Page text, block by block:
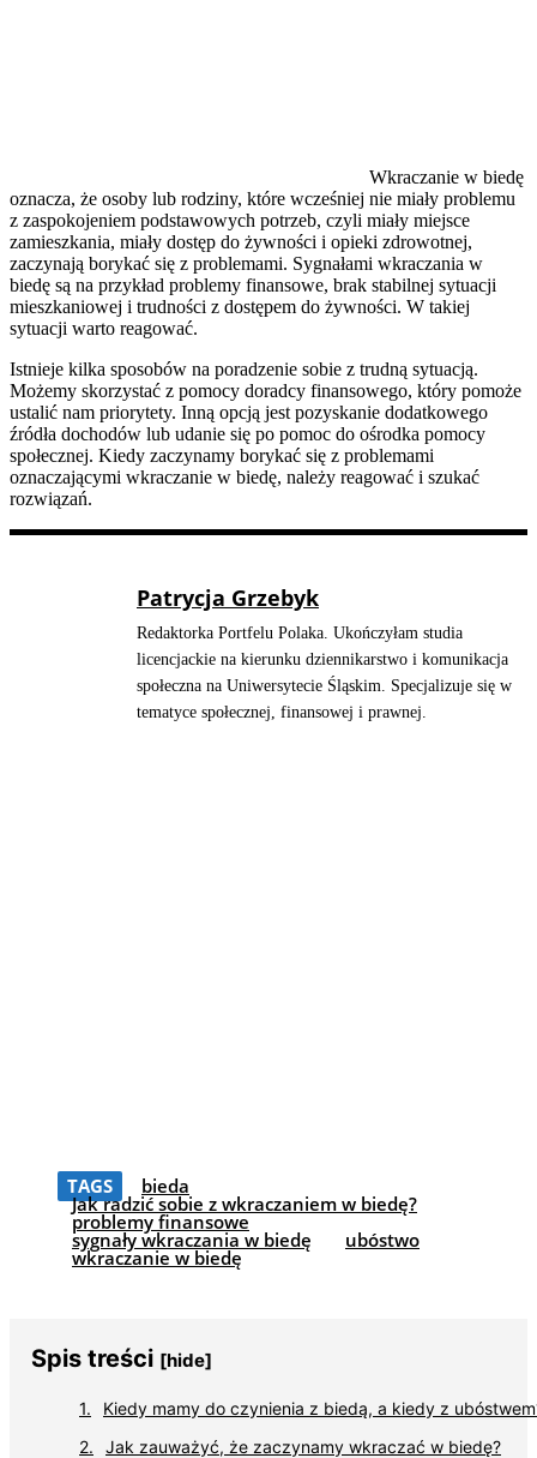
Wkraczanie w biedę
oznacza, że osoby lub rodziny, które wcześniej nie miały problemu
z zaspokojeniem podstawowych potrzeb, czyli miały miejsce
zamieszkania, miały dostęp do żywności i opieki zdrowotnej,
zaczynają borykać się z problemami. Sygnałami wkraczania w
biedę są na przykład problemy finansowe, brak stabilnej sytuacji
mieszkaniowej i trudności z dostępem do żywności. W takiej
sytuacji warto reagować.
Istnieje kilka sposobów na poradzenie sobie z trudną sytuacją.
Możemy skorzystać z pomocy doradcy finansowego, który pomoże
ustalić nam priorytety. Inną opcją jest pozyskanie dodatkowego
źródła dochodów lub udanie się po pomoc do ośrodka pomocy
społecznej. Kiedy zaczynamy borykać się z problemami
oznaczającymi wkraczanie w biedę, należy reagować i szukać
rozwiązań.
Patrycja Grzebyk
Redaktorka Portfelu Polaka. Ukończyłam studia
licencjackie na kierunku dziennikarstwo i komunikacja
społeczna na Uniwersytecie Śląskim. Specjalizuje się w
tematyce społecznej, finansowej i prawnej.
TAGS bieda
Jak radzić sobie z wkraczaniem w biedę?
problemy finansowe
sygnały wkraczania w biedę ubóstwo
wkraczanie w biedę
Spis treści [hide]
Kiedy mamy do czynienia z biedą, a kiedy z
Jak zauważyć, że zaczynamy wkraczać w biedę?